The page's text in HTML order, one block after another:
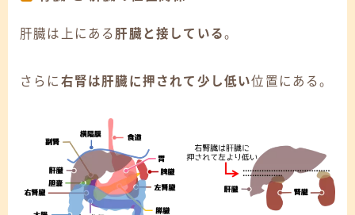
肝臓は上にある 肝臓と接している。
さらに 右腎は肝臓に押されて少し低い位置にある。